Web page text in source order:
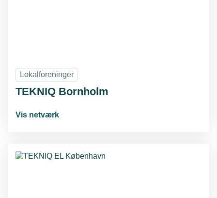
Lokalforeninger
TEKNIQ Bornholm
Vis netværk